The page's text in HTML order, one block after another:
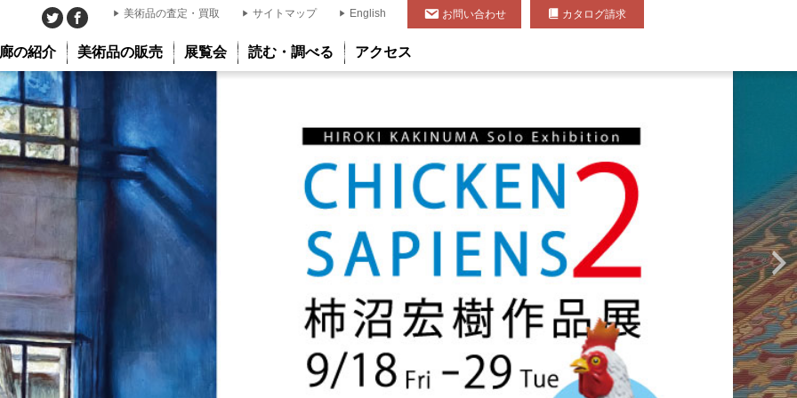
の紹介 美術品の販売 展覧会 読む・調べる アクセス
美術品の査定・買取 サイトマップ English お問い合わせ カタログ請求